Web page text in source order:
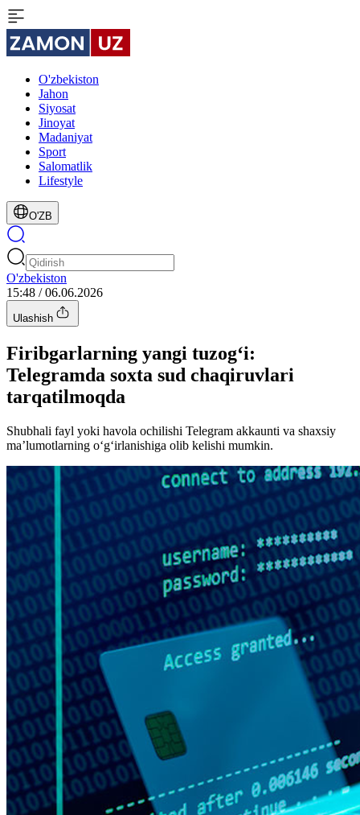
O'zbekiston
Jahon
Siyosat
Jinoyat
Madaniyat
Sport
Salomatlik
Lifestyle
O'ZB
O'zbekiston
15:48 / 06.06.2026
Ulashish
Firibgarlarning yangi tuzog‘i:
Telegramda soxta sud chaqiruvlari
tarqatilmoqda
Shubhali fayl yoki havola ochilishi Telegram akkaunti va shaxsiy
ma’lumotlarning o‘g‘irlanishiga olib kelishi mumkin.